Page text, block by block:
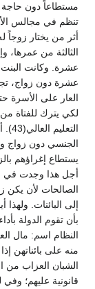
مستطاعاً دون حاجة
تنظم في مجالس
أثر من يختار زوجاً
الثالثة من عمرها،
عشرة. وكانت
عشرة دون زواج،
العار على
لكي يترك للفتاة
الجنسي دون زواج
يستطاع إغراؤهم
الصالحات لأن يكن
إلى البائنات.
بأن تقوم الدولة
الشبان العزاب